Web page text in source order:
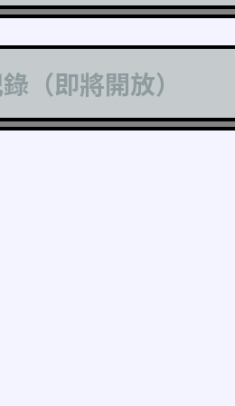
（即將開放）